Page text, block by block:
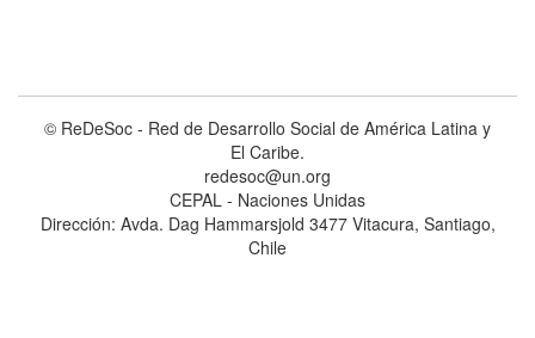
© ReDeSoc - Red de Desarrollo Social de América Latina y
El Caribe.
redesoc@un.org
CEPAL - Naciones Unidas
Dirección: Avda. Dag Hammarsjold 3477 Vitacura, Santiago,
Chile